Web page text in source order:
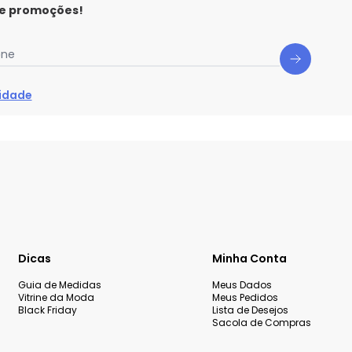
promoções!
Dicas
Guia de Medidas
Vitrine da Moda
Black Friday
Minha Conta
Meus Dados
Meus Pedidos
Lista de Desejos
Sacola de Compras